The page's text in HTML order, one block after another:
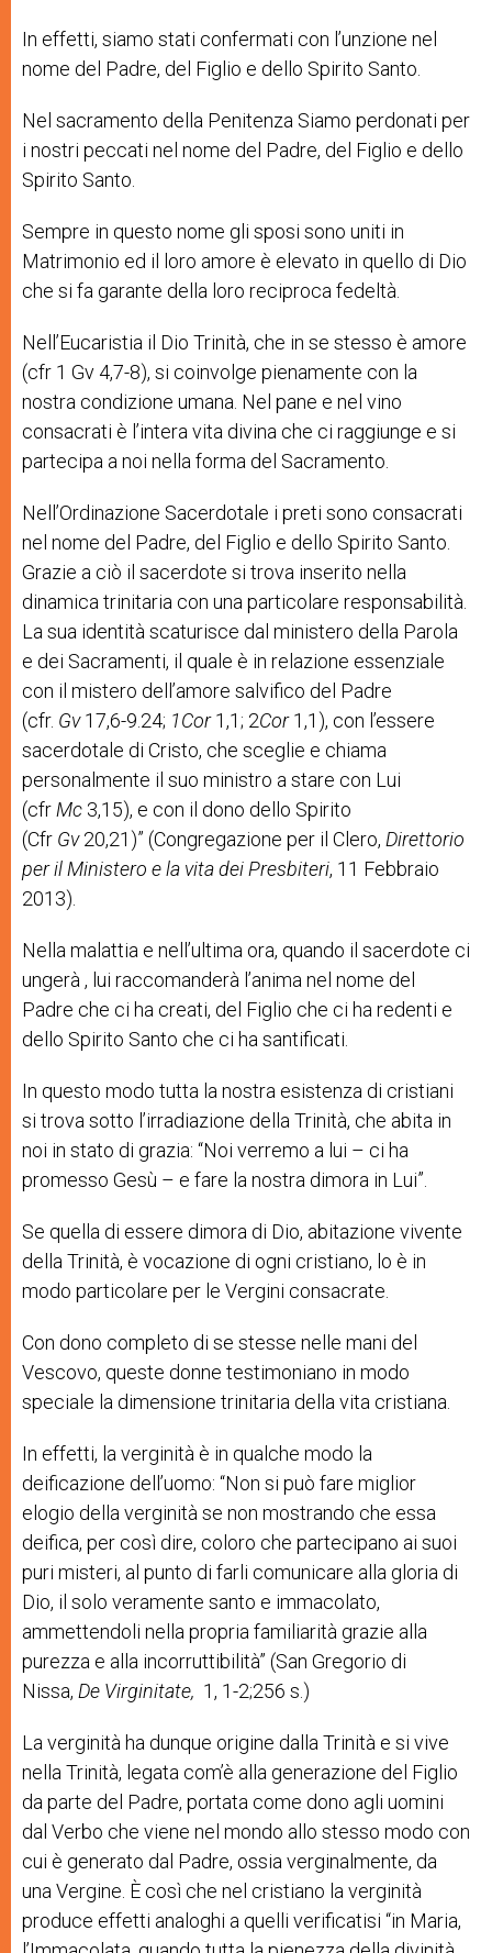
In effetti, siamo stati confermati con ’unzione nel
nome del Padre, del Fig lio e dello Spirito Santo.
Nel sacramento della Penitenza Siamo perdonati per
i nostri peccati nel nome del Padre, del Figlio e dello
Spirito Santo.
Sempre in questo nome gli sposi sono uniti in
Matrimonio ed il loro amore è elevato in quello di Dio
che si fa garante della loro reciproca fedeltà.
Nell’Eucaristia il Dio Trinità, che in se stesso è amore
(cfr 1 Gv 4,7-8), si coinvolge pienamente con la
nostra condizione umana. Nel pane e nel vino
consacrati è l’intera vita divina che ci raggiunge e si
partecipa a noi nella forma del Sacramento.
Nell’Ordinazione Sacerdotale i preti sono consacrati
nel nome del Padre, del Figlio e dello Spirito Santo.
Grazie a ciò il sacerdote si trova inserito nella
dinamica trinitaria con una particolare responsabilità.
La sua identità scaturisce dal ministero della Parola
e dei Sacramenti, il quale è in relazione essenziale
con il mistero dell’amore salvifico del Padre
(cfr. Gv17,6-9.24; 1Cor1,1; 2Cor1,1), con l’essere
sacerdotale di Cristo, che sceglie e chiama
personalmente il suo ministro a stare con Lui
(cfr Mc 3,15), e con il dono dello Spirito
(Cfr Gv20,21)” (Congregazione per il Clero, Direttorio
peril Ministero ela vitadei Presbiteri, 11 Febbraio
2013).
Nella malattia e nell’ultima ora, quando il sacerdote ci
ungerà , lui raccomanderà l’anima nel nome del
Padre che ci ha creati, del Figlio che ci ha redenti e
dello Spirito Santo che ci ha santificati.
In questo modo tutta la nostra esistenza di cristiani
si trova sotto l’irradiazione della Trinità, che abita in
noi in stato di grazia: “Noi verremo a lui – ci ha
promesso Gesù – e fare la nostra dimora in Lui”.
Se quella di essere dimora di Dio, abitazione vivente
della Trinità, è vocazione di ogni cristiano, lo è in
modo particolare per le Vergini consacrate.
Con dono completo di se stesse nelle mani del
Vescovo, queste donne testimoniano in modo
speciale la dimensione trinitaria della vita cristiana.
In effetti, la verginità è in qualche modo la
deificazione dell’uomo: “Non si può fare miglior
elogio della verginità se non mostrando che essa
deifica, per così dire, coloro che partecipano ai suoi
puri misteri, al punto di farli comunicare alla gloria di
Dio, il solo veramente santo e immacolato,
ammettendoli nella propria familiarità grazie alla
purezza e alla incorruttibilità” (San Gregorio di
Nissa, De Virginitate, 1, 1-2;256 s.)
La verginità ha dunque origine dalla Trinità e si vive
nella Trinità, legata com’è alla generazione del Figlio
da parte del Padre, portata come dono agli uomini
dal Verbo che viene nel mondo allo stesso modo con
cui è generato dal Padre, ossia verginalmente, da
una Vergine. È così che nel cristiano la verginità
produce effetti analoghi a quelli verificatisi “in Maria,